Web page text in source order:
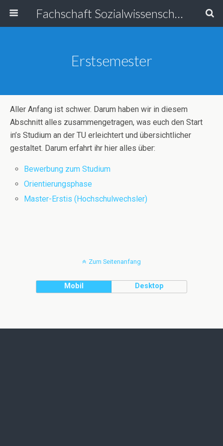
Fachschaft Sozialwissenschaften
Erstsemester
Aller Anfang ist schwer. Darum haben wir in diesem
Abschnitt alles zusammengetragen, was euch den Start
in’s Studium an der TU erleichtert und übersichtlicher
gestaltet. Darum erfahrt ihr hier alles über:
Bewerbung zum Studium
Orientierungsphase
Master-Erstis (Hochschulwechsler)
Zum Seitenanfang
Mobil Desktop